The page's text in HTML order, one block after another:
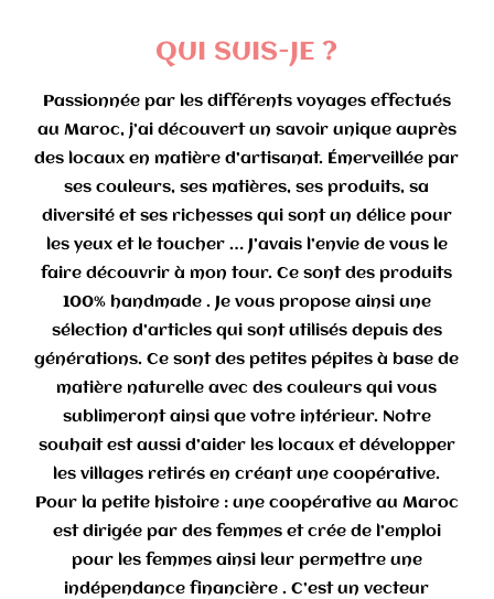
QUI SUIS-JE ?
Passionnée par les différents voyages effectués
au Maroc, j’ai découvert un savoir unique auprès
des locaux en matière d’artisanat. Émerveillée par
ses couleurs, ses matières, ses produits, sa
diversité et ses richesses qui sont un délice pour
les yeux et le toucher … J’avais l’envie de vous le
faire découvrir à mon tour. Ce sont des produits
100% handmade . Je vous propose ainsi une
sélection d’articles qui sont utilisés depuis des
générations. Ce sont des petites pépites à base de
matière naturelle avec des couleurs qui vous
sublimeront ainsi que votre intérieur. Notre
souhait est aussi d’aider les locaux et développer
les villages retirés en créant une coopérative.
Pour la petite histoire : une coopérative au Maroc
est dirigée par des femmes et crée de l’emploi
pour les femmes ainsi leur permettre une
indépendance financière . C’est un vecteur